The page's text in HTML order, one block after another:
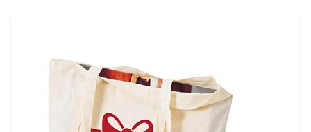
5,71 lei